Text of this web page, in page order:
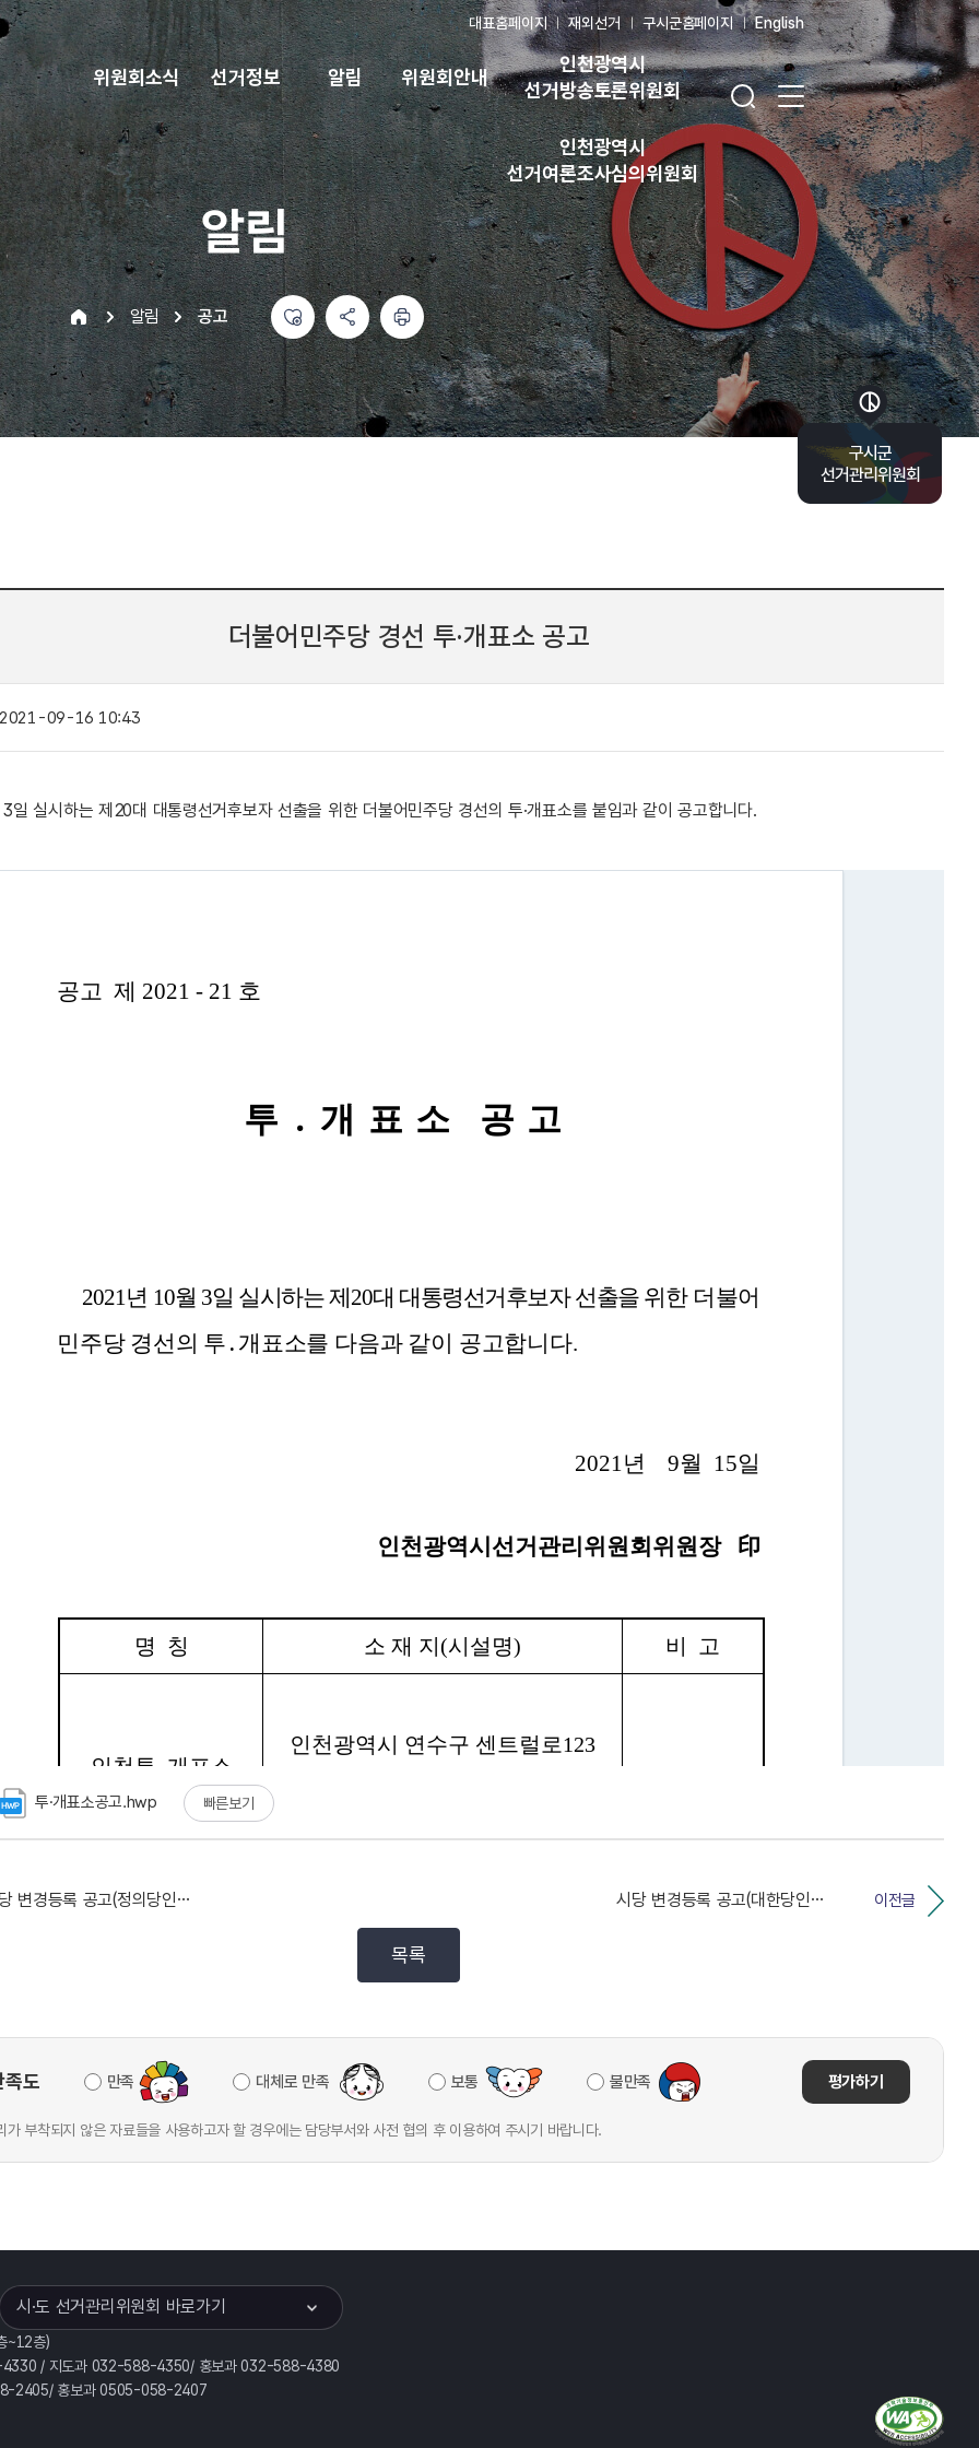
대표홈페이지 재외선거 구시군홈페이지 English
위원회소식 선거정보 알림 위원회안내
인천광역시
선거방송토론위원회
인천광역시
선거여론조사심의위원회
알림
알림 공고
더불어민주당 경선 투·개표소 공고
2021-09-16 10:43
일 실시하는 제20대 대통령선거후보자 선출을 위한 더불어민주당 경선의 투·개표소를 붙임과 같이 공고합니다.
투·개표소공고.hwp 빠른보기
시당 변경등록 공고(정의당인천광역시당) 이전글
시당 변경등록 공고(대한당인천광역시당)
목록
족도 만족 대체로 만족 보통 불만족 평가하기
가 부착되지 않은 자료들을 사용하고자 할 경우에는 담당부서와 사전 협의 후 이용하여 주시기 바랍니다.
구시군
선거관리위원회
바로가기 목록 열기
시·도 선거관리위원회 바로가기
~12층)
/ 지도과 032-588-4350/ 홍보과 032-588-4380
2405/ 홍보과 0505-058-2407